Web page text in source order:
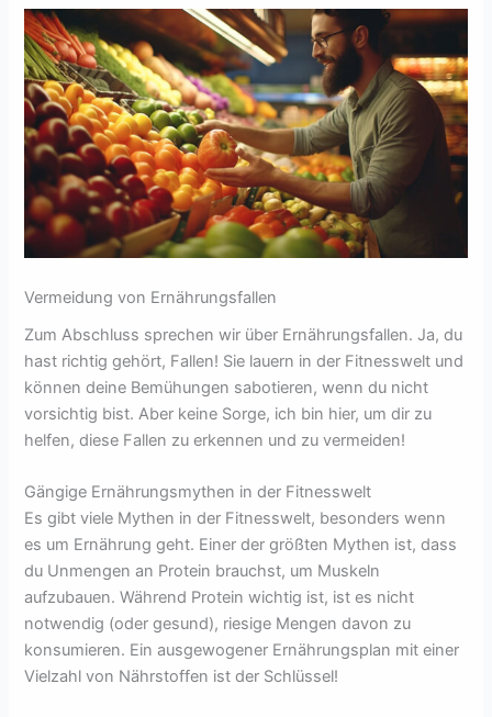
Vermeidung von Ernährungsfallen
Zum Abschluss sprechen wir über Ernährungsfallen. Ja, du
hast richtig gehört, Fallen! Sie lauern in der Fitnesswelt und
können deine Bemühungen sabotieren, wenn du nicht
vorsichtig bist. Aber keine Sorge, ich bin hier, um dir zu
helfen, diese Fallen zu erkennen und zu vermeiden!
Gängige Ernährungsmythen in der Fitnesswelt
Es gibt viele Mythen in der Fitnesswelt, besonders wenn
es um Ernährung geht. Einer der größten Mythen ist, dass
du Unmengen an Protein brauchst, um Muskeln
aufzubauen. Während Protein wichtig ist, ist es nicht
notwendig (oder gesund), riesige Mengen davon zu
konsumieren. Ein ausgewogener Ernährungsplan mit einer
Vielzahl von Nährstoffen ist der Schlüssel!